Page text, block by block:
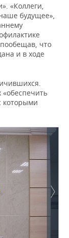
«Коллеги,
будущее»,
что
и в ходе
которыми